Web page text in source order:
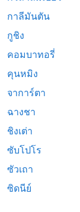
กาลีมันตัน
กูชิง
คอมบาทอรี่
คุนหมิง
จาการ์ตา
ฉางชา
ชิงเต่า
ซับโปโร
ซัวเถา
ซิดนีย์